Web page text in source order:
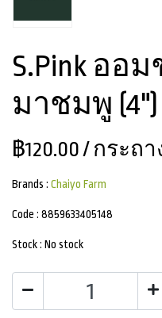
S.Pink ออ
มาชมพู (4")
฿120.00 / กระถา
Brands : Chaiyo Farm
Code : 8859633405148
Stock : No stock